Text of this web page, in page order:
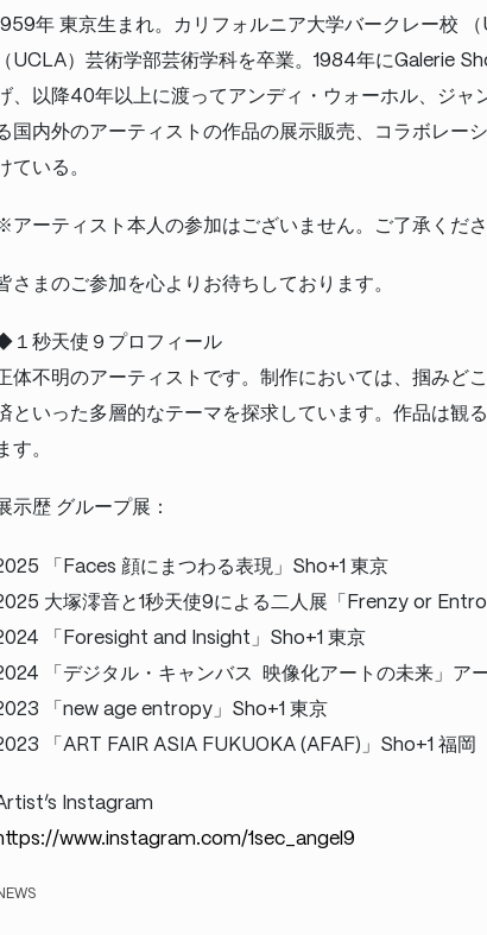
年 東京生まれ。カリフォルニア大学バークレー校
（UCLA）芸術学部芸術学科を卒業。1984年にGalerie
、以降40年以上に渡ってアンディ・ウォーホル、ジ
国内外のアーティストの作品の展示販売、コラボレー
ている。
アーティスト本人の参加はございません。ご了承くださ
さまのご参加を心よりお待ちしております。
１秒天使９プロフィール
体不明のアーティストです。制作においては、掴みど
といった多層的なテーマを探求しています。作品は観
す。
示歴 グループ展：
「Faces 顔にまつわる表現」Sho+1 東京
大塚澪音と1秒天使9による二人展「Frenzy or
「Foresight and Insight」Sho+1 東京
「デジタル・キャンバス 映像化アートの未来」ア
「new age entropy」Sho+1 東京
「ART FAIR ASIA FUKUOKA (AFAF)」Sho+1 福岡
Instagram
www.instagram.com/1sec_angel9